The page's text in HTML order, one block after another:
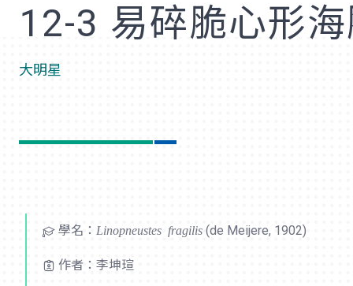
12-3 易碎脆心形
大明星
學名： Linopneustes fragilis (de Meijere, 1902)
作者：李坤瑄